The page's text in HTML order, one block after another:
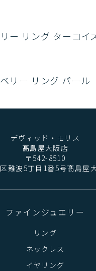
ー リング ターコイ
ベリー リング パール
デヴィッド・モリス
髙島屋大阪店
〒542-8510
難波5丁目1番5号髙島屋
ファインジュエリー
リング
ネックレス
イヤリング